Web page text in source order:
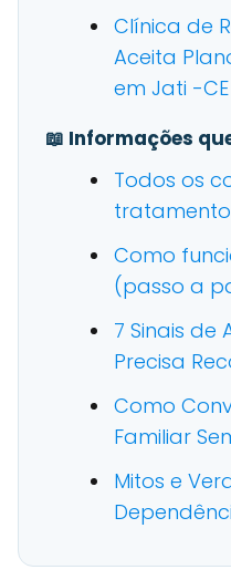
Clínica de
Aceita
em Jati -CE
📖 Informações
Todos os
tratamento
Como
(passo a
7 Sinais de
Precisa
Como
Familiar
Mitos e